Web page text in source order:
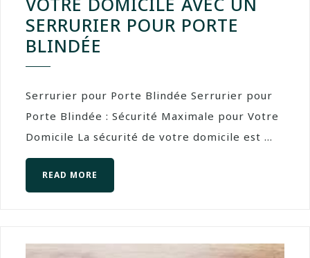
SERRURIER POUR PORTE
BLINDÉE
Serrurier pour Porte Blindée Serrurier pour
Porte Blindée : Sécurité Maximale pour Votre
Domicile La sécurité de votre domicile est ...
READ MORE